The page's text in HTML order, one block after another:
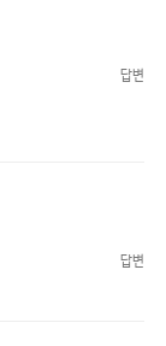
답변
답변